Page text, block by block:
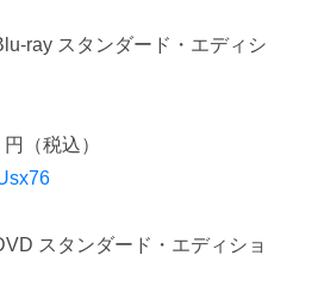
ray スタンダード・エディシ
（税込）
スタンダード・エディショ